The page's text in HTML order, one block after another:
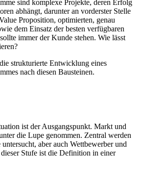
sind komplexe Projekte, deren Erfolg
abhängt, darunter an vorderster Stelle
Proposition, optimierten, genau
dem Einsatz der besten verfügbaren
immer der Kunde stehen. Wie lässt
strukturierte Entwicklung eines
nach diesen Bausteinen.
ist der Ausgangspunkt. Markt und
die Lupe genommen. Zentral werden
aber auch Wettbewerber und
Stufe ist die Definition in einer